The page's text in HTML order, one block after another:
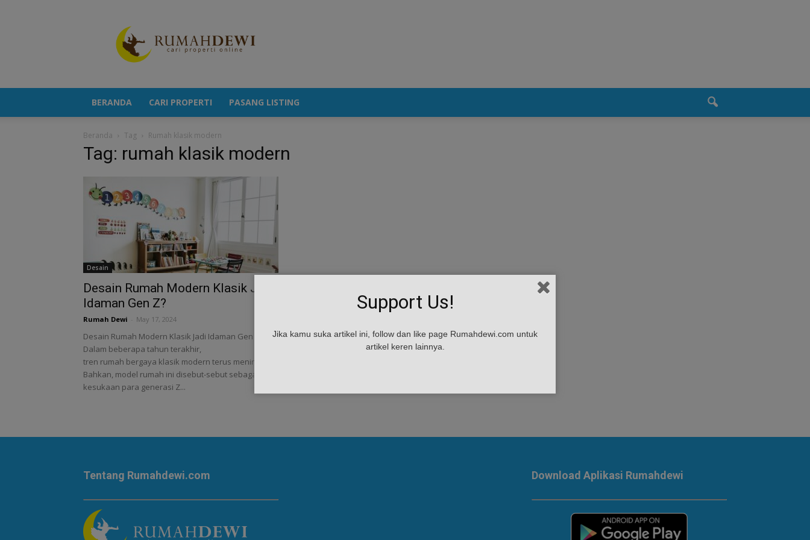
Berita
Properti
Terkini
BERANDA CARI PROPERTI PASANG LISTING
Beranda Tag Rumah klasik modern
Tag: rumah klasik modern
Desain
Desain Rumah Modern Klasik Jadi
Idaman Gen Z?
Rumah Dewi May 17, 2024
Desain Rumah Modern Klasik Jadi Idaman Gen Z?
Dalam beberapa tahun terakhir,
tren rumah bergaya klasik modern terus meningkat.
Bahkan, model rumah ini disebut-sebut sebagai
kesukaan para generasi Z...
Tentang Rumahdewi.com Download Aplikasi Rumahdewi
Support Us!
Jika kamu suka artikel ini, follow dan like page Rumahdewi.com untuk
artikel keren lainnya.